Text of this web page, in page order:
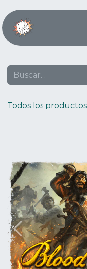
Todos los productos